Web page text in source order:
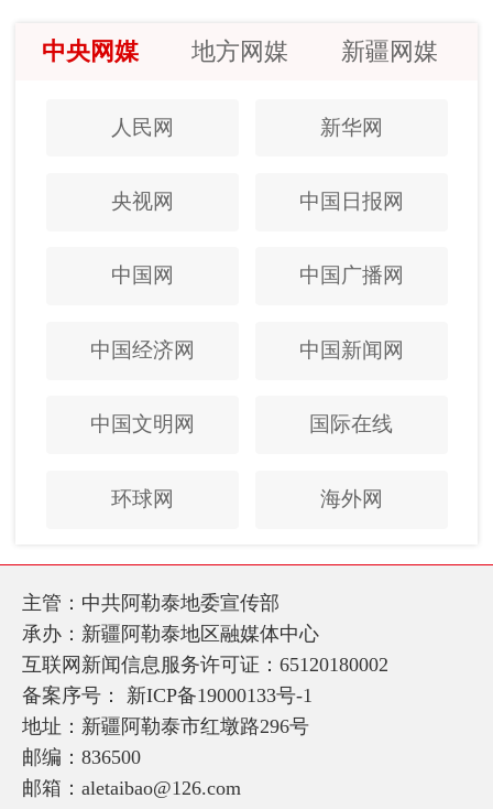
中央网媒 地方网媒 新疆网媒
人民网 新华网
央视网 中国日报网
中国网 中国广播网
中国经济网 中国新闻网
中国文明网 国际在线
环球网 海外网
主管：中共阿勒泰地委宣传部
承办：新疆阿勒泰地区融媒体中心
互联网新闻信息服务许可证：65120180002
备案序号： 新ICP备19000133号-1
地址：新疆阿勒泰市红墩路296号
邮编：836500
邮箱：aletaibao@126.com